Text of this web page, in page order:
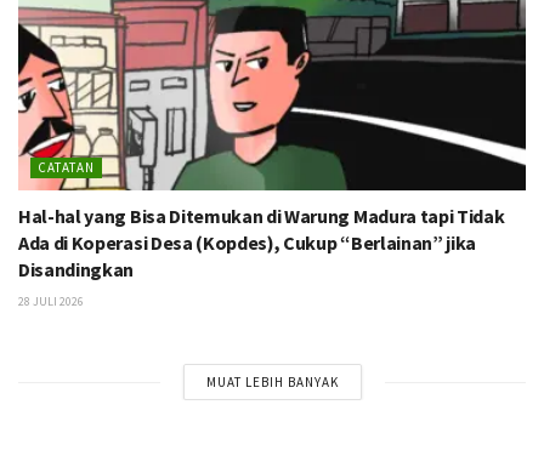
CATATAN
Hal-hal yang Bisa Ditemukan di Warung Madura tapi Tidak
Ada di Koperasi Desa (Kopdes), Cukup “Berlainan” jika
Disandingkan
28 JULI 2026
MUAT LEBIH BANYAK